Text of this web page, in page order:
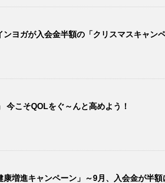
ヨガが入会金半額の「クリスマスキャン
今こそQOLをぐ～んと高めよう！
増進キャンペーン」～9月、入会金が半額